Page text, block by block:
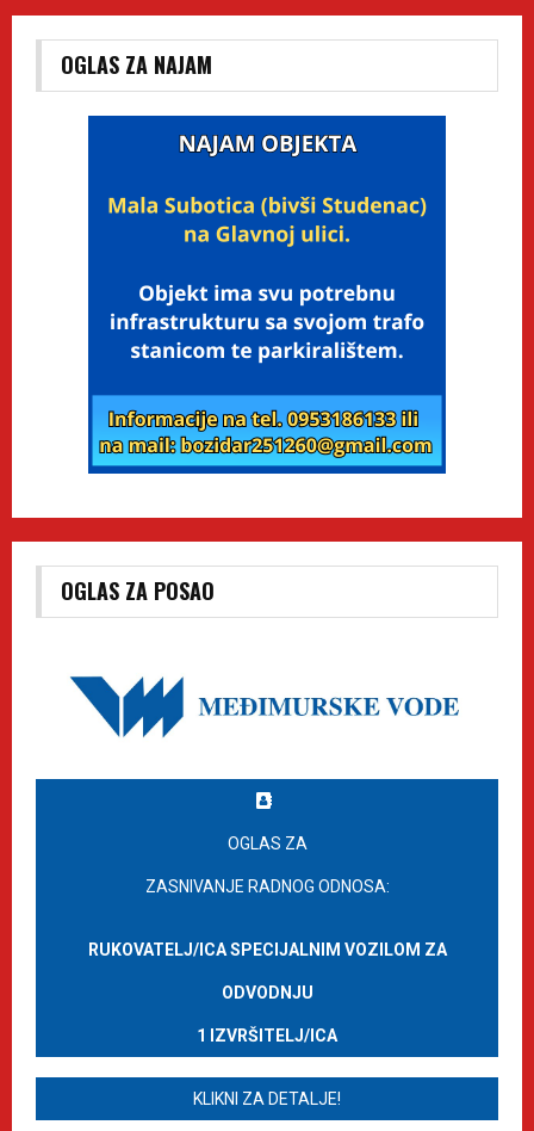
OGLAS ZA NAJAM
OGLAS ZA POSAO
OGLAS ZA
ZASNIVANJE RADNOG ODNOSA:
RUKOVATELJ/ICA SPECIJALNIM VOZILOM ZA
ODVODNJU
1 IZVRŠITELJ/ICA
KLIKNI ZA DETALJE!